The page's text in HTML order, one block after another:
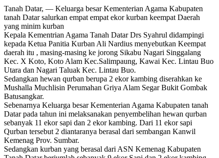
Tanah Datar, — Keluarga besar Kementerian Agama Kabupaten
tanah Datar salurkan empat empat ekor kurban keempat Daerah
yang minim kurban
Kepala Kementrian Agama Tanah Datar Drs Syahrul didampingi
kepada Ketua Panitia Kurban Ali Nardius menyebutkan Keempat
daerah itu , masing-masing ke jorong Sikabu Nagari Singgalang
Kec. X Koto, Koto Alam Kec.Salimpaung, Kawai Kec. Lintau Buo
Utara dan Nagari Taluak Kec. Lintau Buo.
Sedangkan hewan qurban berupa 2 ekor kambing diserahkan ke
Mushalla Muchlisin Perumahan Griya Alam Segar Bukit Gombak
Batusangkar.
Sebenarnya Keluarga besar Kementerian Agama Kabupaten tanah
Datar pada tahun ini melaksanakan penyembelihan hewan qurban
sebanyak 11 ekor sapi dan 2 ekor kambing. Dari 11 ekor sapi
Qurban tersebut 2 diantaranya berasal dari sembangan Kanwil
Kemenag Prov. Sumbar.
Sedangkan kurban yang berasal dari ASN Kemenag Kabupaten